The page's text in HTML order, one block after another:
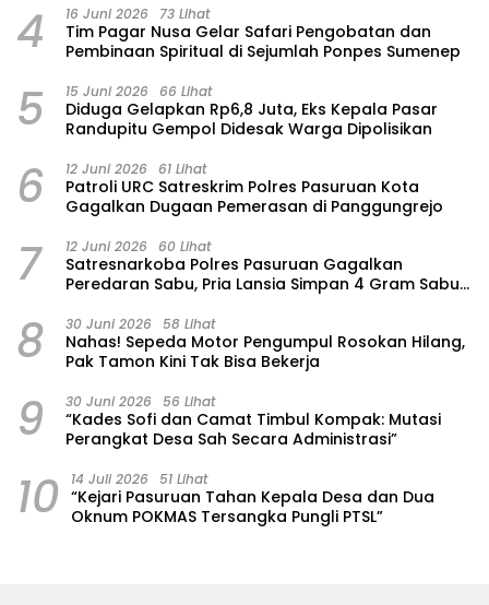
4 16 Juni 2026 73 Lihat
Tim Pagar Nusa Gelar Safari Pengobatan dan
Pembinaan Spiritual di Sejumlah Ponpes Sumenep
5 15 Juni 2026 66 Lihat
‎Diduga Gelapkan Rp6,8 Juta, Eks Kepala Pasar
Randupitu Gempol Didesak Warga Dipolisikan
6 12 Juni 2026 61 Lihat
Patroli URC Satreskrim Polres Pasuruan Kota
Gagalkan Dugaan Pemerasan di Panggungrejo
7 12 Juni 2026 60 Lihat
Satresnarkoba Polres Pasuruan Gagalkan
Peredaran Sabu, Pria Lansia Simpan 4 Gram Sabu
8 30 Juni 2026 58 Lihat
‎Nahas! Sepeda Motor Pengumpul Rosokan Hilang,
Pak Tamon Kini Tak Bisa Bekerja
9 30 Juni 2026 56 Lihat
“Kades Sofi dan Camat Timbul Kompak: Mutasi
Perangkat Desa Sah Secara Administrasi”
10 14 Juli 2026 51 Lihat
“Kejari Pasuruan Tahan Kepala Desa dan Dua
Oknum POKMAS Tersangka Pungli PTSL”